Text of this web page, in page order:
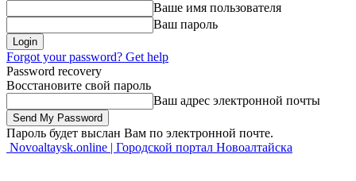
Ваше имя пользователя
Ваш пароль
Forgot your password? Get help
Password recovery
Восстановите свой пароль
Ваш адрес электронной почты
Пароль будет выслан Вам по электронной почте.
Novoaltaysk.online | Городской портал Новоалтайска